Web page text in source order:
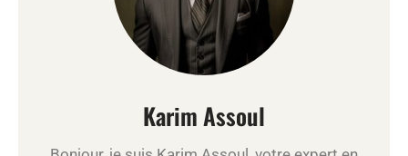
Karim Assoul